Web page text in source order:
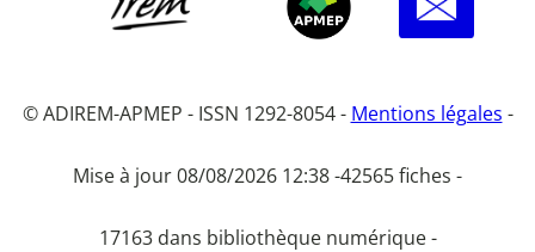
© ADIREM-APMEP - ISSN 1292-8054 - Mentions légales -
Mise à jour 08/08/2026 12:38 -42565 fiches -
17163 dans bibliothèque numérique -